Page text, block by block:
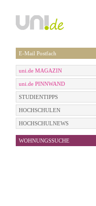
E-Mail Postfach
uni.de MAGAZIN
uni.de PINNWAND
STUDIENTIPPS
HOCHSCHULEN
HOCHSCHULNEWS
WOHNUNGSSUCHE